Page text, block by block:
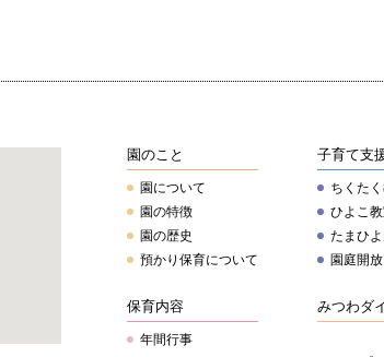
園のこと
園について
園の特徴
園の歴史
預かり保育について
保育内容
年間行事
子育て支
ちくた
ひよこ
たまひ
園庭開放
みつわダ